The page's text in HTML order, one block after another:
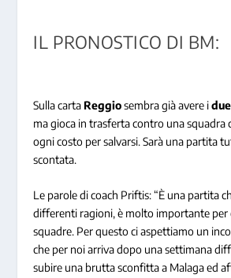
IL PRONOSTICO DI BM:
Sulla carta Reggiosembra già avere i
ma gioca in trasferta contro una squadra
ogni costo per salvarsi. Sarà una partita
scontata.
Le parole di coach Priftis:“È una partita
differenti ragioni, è molto importante per
squadre. Per questo ci aspettiamo un
che per noi arriva dopo una settimana
subire una brutta sconfitta a Malaga ed